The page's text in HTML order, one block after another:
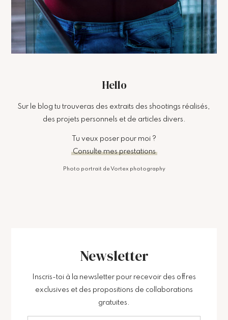
Hello
Sur le blog tu trouveras des extraits des shootings réalisés,
des projets personnels et de articles divers.
Tu veux poser pour moi ?
Consulte mes prestations
Photo portrait de Vortex photography
Newsletter
Inscris-toi à la newsletter pour recevoir des offres
exclusives et des propositions de collaborations
gratuites.